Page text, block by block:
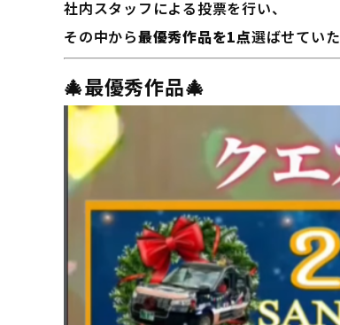
社内スタッフによる投票を行い、
その中から最優秀作品を1点選ばせてい
🎄最優秀作品🎄